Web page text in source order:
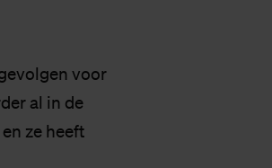
voor
al in de
ze heeft